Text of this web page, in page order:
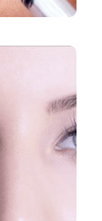
lijntjes